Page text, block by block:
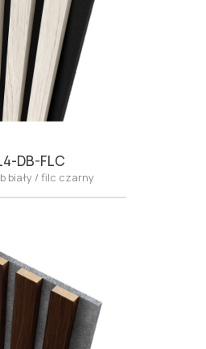
DB-FLC
biały / filc czarny